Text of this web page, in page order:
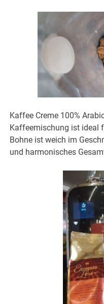
Kaffee Creme 100%
Kaffeemischung ist ideal
Bohne ist weich im
und harmonisches